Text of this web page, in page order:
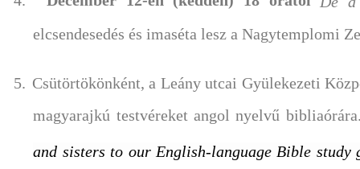
elcsendesedés és imaséta lesz a Nagytemplomi
5. Csütörtökönként, a Leány utcai Gyülekezeti
magyarajkú testvéreket angol nyelvű
and sisters to our English-language Bible